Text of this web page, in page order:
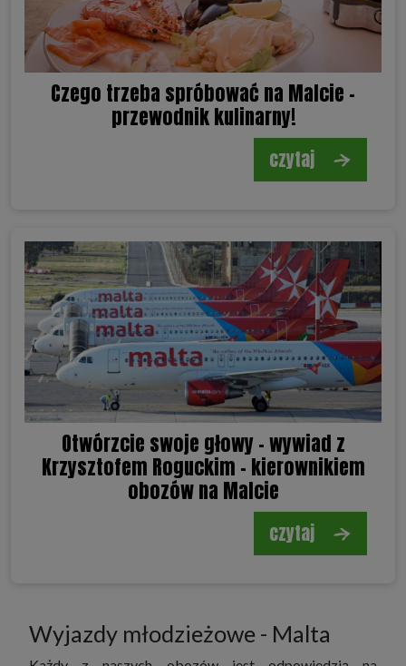
Czego trzeba spróbować na Malcie -
przewodnik kulinarny!
czytaj
Otwórzcie swoje głowy - wywiad z
Krzysztofem Roguckim - kierownikiem
obozów na Malcie
czytaj
Wyjazdy młodzieżowe - Malta